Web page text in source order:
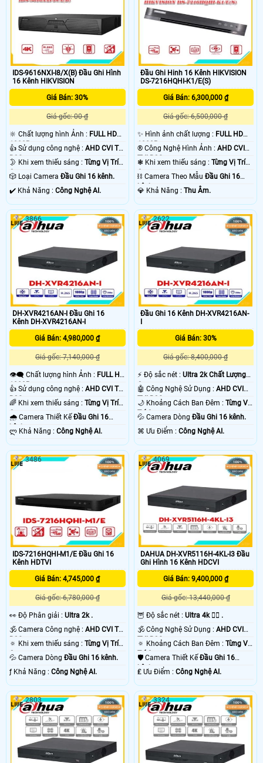
IDS-9616NXI-I8/X(B) Đầu Ghi Hình
16 Kênh HIKVISION
Giá Bán: 30%
Giá gốc: 00 ₫
🔆 Chất lượng hình Ảnh : FULL HD
1080P .
👍 Sử dụng công nghệ : AHD CVI TVI
BCS.
🌛 Khi xem thiếu sáng : Từng Vị Trí
Camera .
🎲 Loại Camera Đầu Ghi 16 kênh.
️✔️ Khả Năng : Công Nghệ AI.
Đầu Ghi Hinh 16 Kênh HIKVISION
DS-7216HQHI-K1/E(S)
Giá Bán: 6,300,000 ₫
Giá gốc: 6,500,000 ₫
✨ Hình ảnh chất lượng : FULL HD
1080P .
®️ Công Nghệ Hình Ảnh :AHD CVI
TVI BCS.
❃ Khi xem thiếu sáng :Từng Vị Trí
Camera .
⛓ Camera Theo MẫuĐầu Ghi 16
kênh.
️💎 Khả Năng :Thu Âm.
DH-XVR4216AN-I Đầu Ghi 16
Kênh DH-XVR4216AN-I
Giá Bán: 4,980,000 ₫
Giá gốc: 7,140,000 ₫
👁️‍🗨 Chất lượng hình Ảnh : FULL HD
1080P .
👍 Sử dụng công nghệ : AHD CVI TVI
BCS.
🌈 Khi xem thiếu sáng : Từng Vị Trí
Camera .
🌧️ Camera Thiết KếĐầu Ghi 16
kênh.
️ლ Khả Năng : Công Nghệ AI.
3866
Đầu Ghi 16 Kênh DH-XVR4216AN-
I
Giá Bán: 30%
Giá gốc: 8,400,000 ₫
️⚡ Độ sắc nét :Ultra 2k Chất Lượng
Cao .
🤖️ Công Nghệ Sử Dụng :AHD CVI
TVI BCS.
🌙 Khoảng Cách Ban Đêm :Từng Vị
Trí Camera .
💦 Camera DòngĐầu Ghi 16 kênh.
️⌘ Ưu Điểm :Công Nghệ AI.
2622
IDS-7216HQHI-M1/E Đầu Ghi 16
Kênh HDTVI
Giá Bán: 4,745,000 ₫
Giá gốc: 6,780,000 ₫
️👀 Độ Phân giải : Ultra 2k .
🕉️ Camera Công nghệ : AHD CVI TVI
BCS.
🔅 Khi xem thiếu sáng : Từng Vị Trí
Camera .
💦 Camera Dòng Đầu Ghi 16 kênh.
️ƒ Khả Năng : Công Nghệ AI.
3486
DAHUA DH-XVR5116H-4KL-I3 Đầu
Ghi Hình 16 Kênh HDCVI
Giá Bán: 9,400,000 ₫
Giá gốc: 13,440,000 ₫
🦉 Độ sắc nét :Ultra 4k 👍🏾 .
🕉️ Công Nghệ Sử Dụng :AHD CVI
TVI BCS.
🔅 Khoảng Cách Ban Đêm :Từng Vị
Trí Camera .
🛡 Camera Thiết KếĐầu Ghi 16
kênh.
️₤ Ưu Điểm :Công Nghệ AI.
4069
2803 3324